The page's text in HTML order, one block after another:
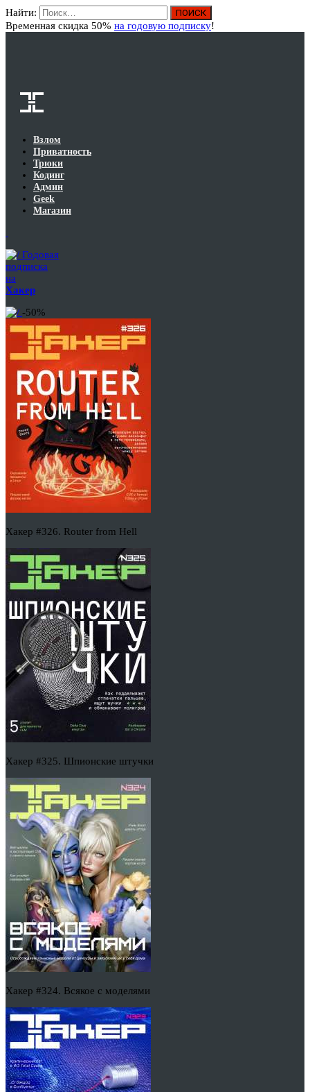
Найти:
Временная скидка 50% на годовую подписку!
Взлом
Приватность
Трюки
Кодинг
Админ
Geek
Магазин
Годовая
подписка
на
Хакер
-50%
Хакер #326. Router from Hell
Хакер #325. Шпионские штучки
Хакер #324. Всякое с моделями